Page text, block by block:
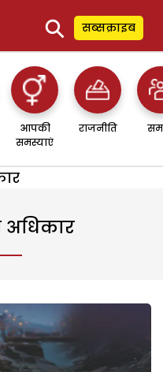
⚲ सब्सक्राइब
आपकी
समस्याएं
राजनीति
अधिकार